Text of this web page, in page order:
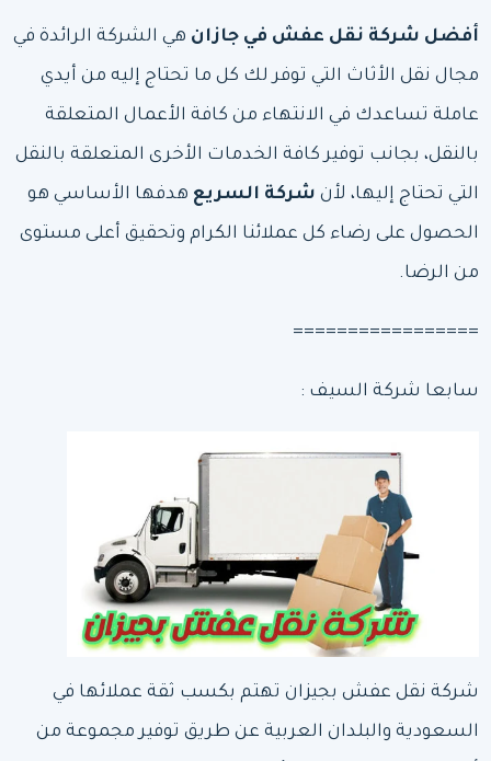
أفضل شركة نقل عفش في جازان هي الشركة الرائدة في
مجال نقل الأثاث التي توفر لك كل ما تحتاج إليه من أيدي
عاملة تساعدك في الانتهاء من كافة الأعمال المتعلقة
بالنقل، بجانب توفير كافة الخدمات الأخرى المتعلقة بالنقل
التي تحتاج إليها، لأن شركة السريع هدفها الأساسي هو
الحصول على رضاء كل عملائنا الكرام وتحقيق أعلى مستوى
من الرضا.
=================
سابعا شركة السيف :
شركة نقل عفش بجيزان تهتم بكسب ثقة عملائها في
السعودية والبلدان العربية عن طريق توفير مجموعة من